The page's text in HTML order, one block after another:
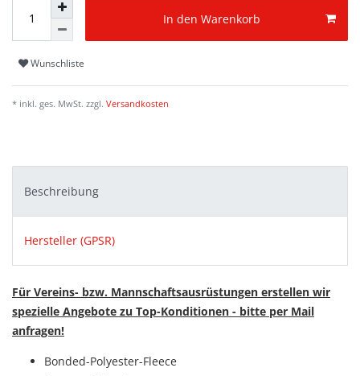
In den Warenkorb
Wunschliste
* inkl. ges. MwSt. zzgl. Versandkosten
Beschreibung
Hersteller (GPSR)
Für Vereins- bzw. Mannschaftsausrüstungen erstellen wir
spezielle Angebote zu Top-Konditionen - bitte per Mail
anfragen!
Bonded-Polyester-Fleece